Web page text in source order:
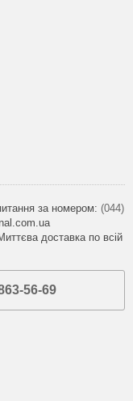
за номером: (044)
доставка по всій
56-69